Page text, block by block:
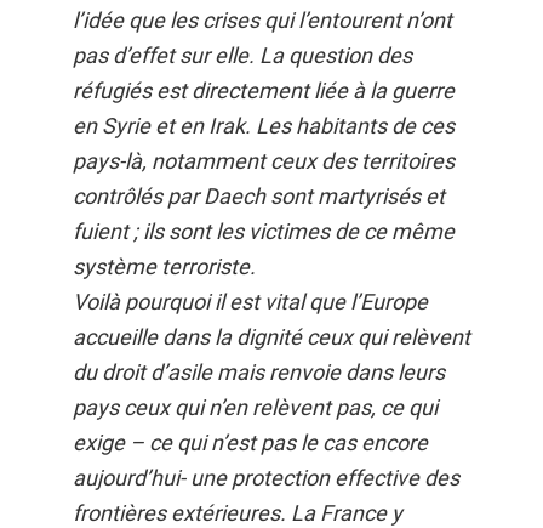
l’idée que les crises qui l’entourent n’ont
pas d’effet sur elle. La question des
réfugiés est directement liée à la guerre
en Syrie et en Irak. Les habitants de ces
pays-là, notamment ceux des territoires
contrôlés par Daech sont martyrisés et
fuient ; ils sont les victimes de ce même
système terroriste.
Voilà pourquoi il est vital que l’Europe
accueille dans la dignité ceux qui relèvent
du droit d’asile mais renvoie dans leurs
pays ceux qui n’en relèvent pas, ce qui
exige – ce qui n’est pas le cas encore
aujourd’hui- une protection effective des
frontières extérieures. La France y